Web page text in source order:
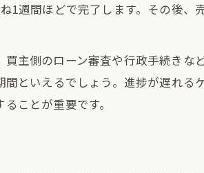
却が長引く主な原因を徹底解説
止まるケースに共通する要因とは
却で需要が低い場合の工夫
却の停滞を防ぐための実例紹介
1週間ほどで完了します。その後
主側のローン審査や行政手続きな
といえるでしょう。進捗が遅れ
ことが重要です。